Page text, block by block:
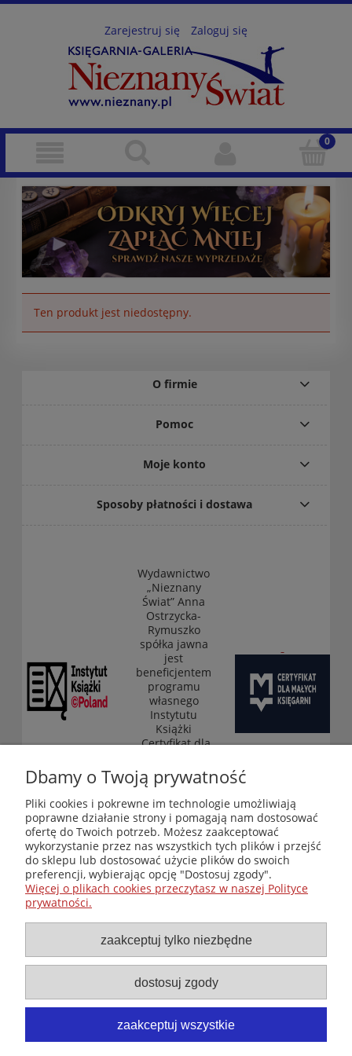
Zarejestruj się Zaloguj się
Ten produkt jest niedostępny.
O firmie
Pomoc
Moje konto
Sposoby płatności i dostawa
Wydawnictwo
„Nieznany
Świat” Anna
Ostrzycka-
Rymuszko
spółka jawna
jest
beneficjentem
programu
własnego
Instytutu
Książki
„Certyfikat dla
księgarni”
(edycja 2025-
2026)
Księgarnia-Galeria "Nieznany Świat" - internetowy sklep
ezoteryczny online
Zapraszamy również do odwiedzenia naszej księgarni
stacjonarnej przy ul. Kredytowej 2 w Warszawie
© Copyright 2014-2026 Wydawnictwo "Nieznany Świat"
Wszelkie prawa zastrzeżone
Dbamy o Twoją prywatność
Pliki cookies i pokrewne im technologie umożliwiają
poprawne działanie strony i pomagają nam dostosować
ofertę do Twoich potrzeb. Możesz zaakceptować
wykorzystanie przez nas wszystkich tych plików i przejść
do sklepu lub dostosować użycie plików do swoich
preferencji, wybierając opcję "Dostosuj zgody".
Więcej o plikach cookies przeczytasz w naszej Polityce
prywatności.
zaakceptuj tylko niezbędne
dostosuj zgody
zaakceptuj wszystkie